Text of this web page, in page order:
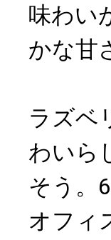
味わい
かな甘
ラズベ
わいら
そう。
オフィ